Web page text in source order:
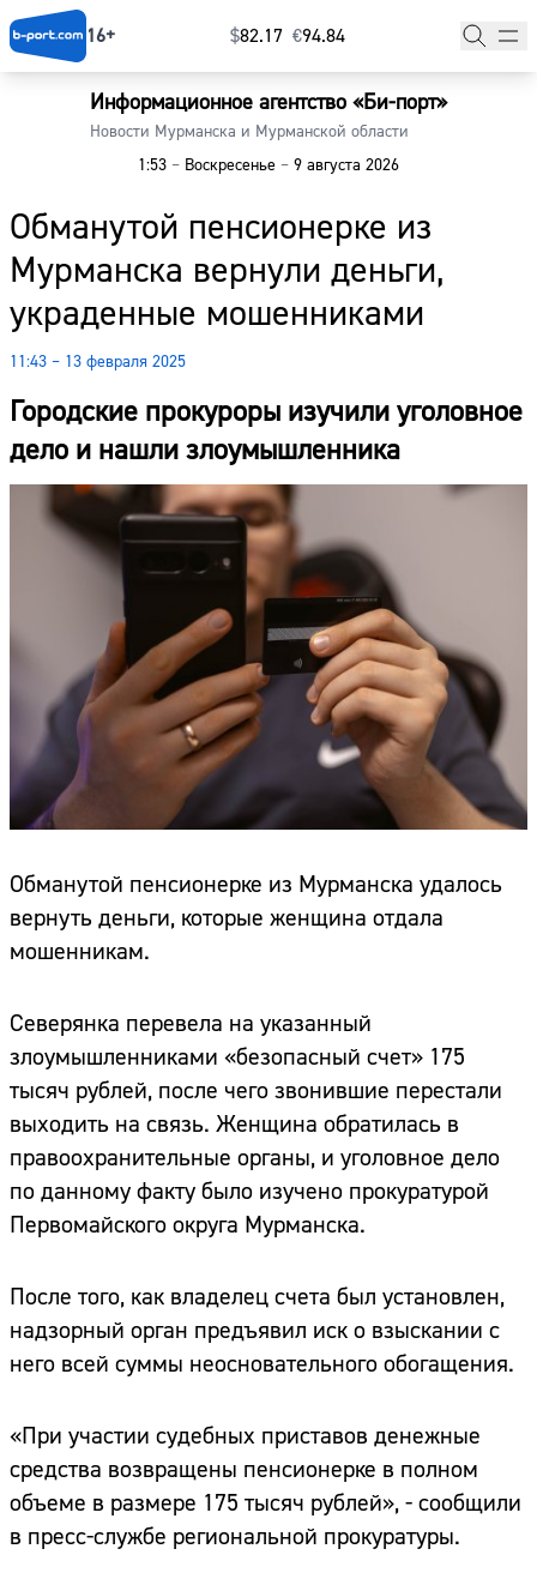
16+ $⁠82.17 €⁠94.84
Информационное агентство «Би-порт»
Новости Мурманска и Мурманской области
1:53 – Воскресенье – 9 августа 2026
Обманутой пенсионерке из
Мурманска вернули деньги,
украденные мошенниками
11:43 – 13 февраля 2025
Городские прокуроры изучили уголовное
дело и нашли злоумышленника
Обманутой пенсионерке из Мурманска удалось
вернуть деньги, которые женщина отдала
мошенникам.
Северянка перевела на указанный
злоумышленниками «безопасный счет» 175
тысяч рублей, после чего звонившие перестали
выходить на связь. Женщина обратилась в
правоохранительные органы, и уголовное дело
по данному факту было изучено прокуратурой
Первомайского округа Мурманска.
После того, как владелец счета был установлен,
надзорный орган предъявил иск о взыскании с
него всей суммы неосновательного обогащения.
«При участии судебных приставов денежные
средства возвращены пенсионерке в полном
объеме в размере 175 тысяч рублей», - сообщили
в пресс-службе региональной прокуратуры.
Главная
Наши гости
Фоторепортажи
Погода
Курсы валют